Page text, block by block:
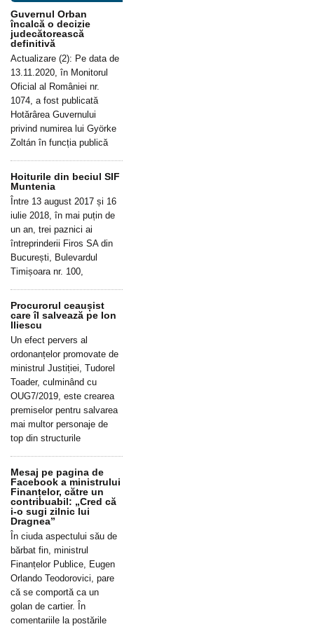
Guvernul Orban
încalcă o decizie
judecătorească
definitivă
Actualizare (2): Pe data de
13.11.2020, în Monitorul
Oficial al României nr.
1074, a fost publicată
Hotărârea Guvernului
privind numirea lui Györke
Zoltán în funcția publică
Hoiturile din beciul SIF
Muntenia
Între 13 august 2017 și 16
iulie 2018, în mai puțin de
un an, trei paznici ai
întreprinderii Firos SA din
București, Bulevardul
Timișoara nr. 100,
Procurorul ceaușist
care îl salvează pe Ion
Iliescu
Un efect pervers al
ordonanțelor promovate de
ministrul Justiției, Tudorel
Toader, culminând cu
OUG7/2019, este crearea
premiselor pentru salvarea
mai multor personaje de
top din structurile
Mesaj pe pagina de
Facebook a ministrului
Finanțelor, către un
contribuabil: „Cred că
i-o sugi zilnic lui
Dragnea”
În ciuda aspectului său de
bărbat fin, ministrul
Finanțelor Publice, Eugen
Orlando Teodorovici, pare
că se comportă ca un
golan de cartier. În
comentariile la postările